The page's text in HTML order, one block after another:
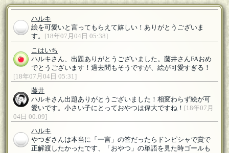
ハルキ
絵を可愛いと言ってもらえて嬉しい！ありがとうございま
す。
[18年07月04日 05:38]
こはいち
ハルキさん、出題ありがとうございました。藤井さんFAおめ
でとうございます！過去問もそうですが、絵が可愛すぎる！
[18年07月04日 05:31]
藤井
ハルキさん出題ありがとうございました！相変わらず絵が可
愛いです。小さい子にとっておやつは偉大ですね！ [18年07月
04日 00:09]
ハルキ
やつぎさんは本当に「一言」の答だったらドンピシャで賞で
正解渡したかったです、「おやつ」の単語を見た時ゴールも